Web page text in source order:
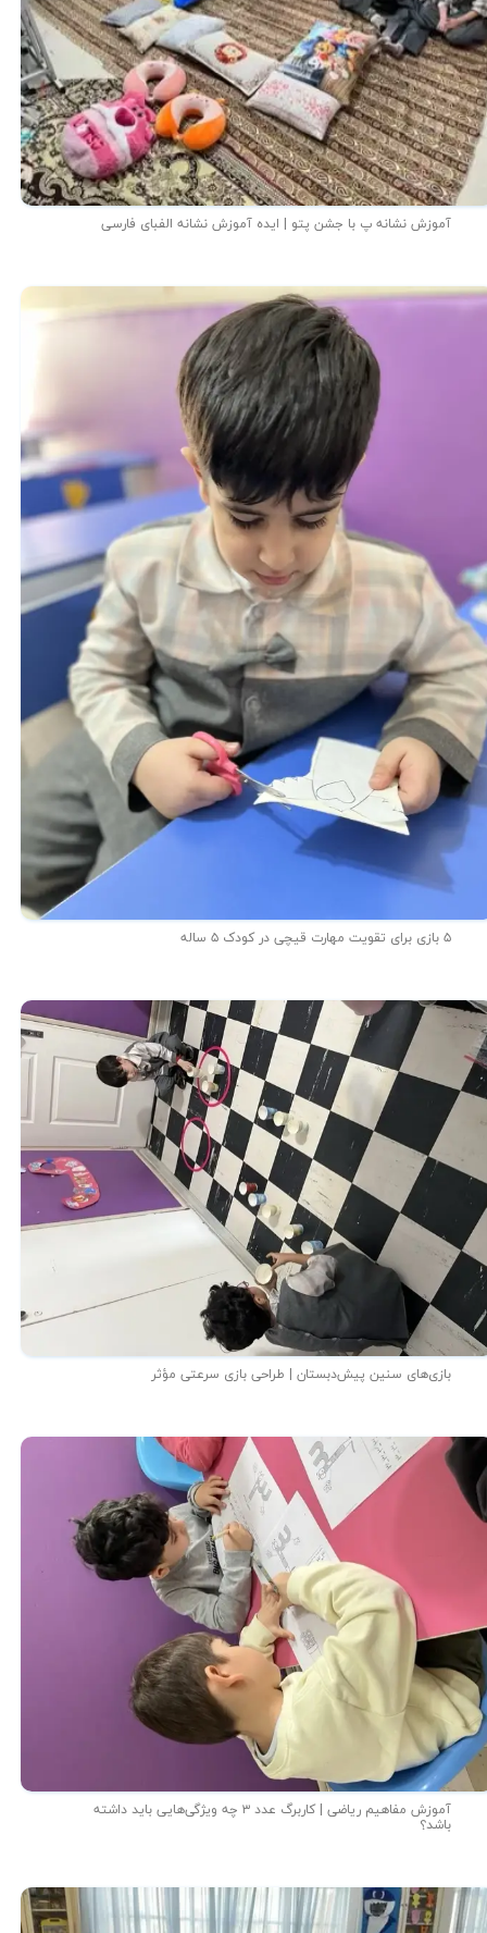
آموزش نشانه پ با جشن پتو | ایده آموزش نشانه الفبای فارسی
۵ بازی برای تقویت مهارت قیچی در کودک ۵ ساله
بازی‌های سنین پیش‌دبستان | طراحی بازی سرعتی مؤثر
آموزش مفاهیم ریاضی | کاربرگ عدد ۳ چه ویژگی‌هایی باید داشته
باشد؟